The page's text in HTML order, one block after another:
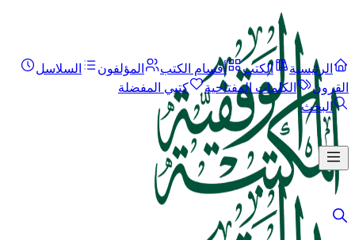
الرئيسية الكتب أقسام الكتب المؤلفون
السلاسل
القرون
الكلمات المفتاحية
كتبي المفضلة
البحث